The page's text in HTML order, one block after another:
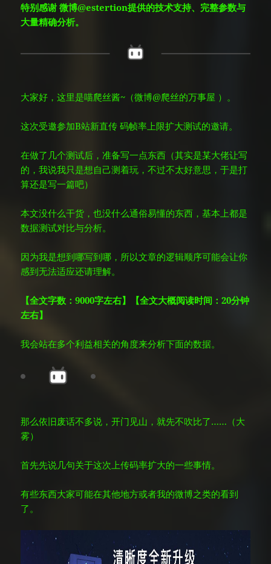
特别感谢 微博@estertion提供的技术支持、完整参数与
大量精确分析。
大家好，这里是喵爬丝酱~（微博@爬丝的万事屋 ）。
这次受邀参加B站新直传 码帧率上限扩大测试的邀请。
在做了几个测试后，准备写一点东西（其实是某大佬让写
的，我说我只是想自己测着玩，不过不太好意思，于是打
算还是写一篇吧）
本文没什么干货，也没什么通俗易懂的东西，基本上都是
数据测试对比与分析。
因为我是想到哪写到哪，所以文章的逻辑顺序可能会让你
感到无法适应还请理解。
【全文字数：9000字左右】【全文大概阅读时间：20分钟
左右】
我会站在多个利益相关的角度来分析下面的数据。
那么依旧废话不多说，开门见山，就先不吹比了……（大
雾）
首先先说几句关于这次上传码率扩大的一些事情。
有些东西大家可能在其他地方或者我的微博之类的看到
了。